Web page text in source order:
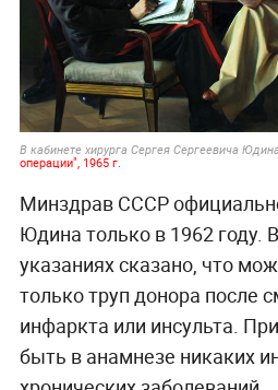
В кабинете хирурга Сергея Сергеевича
операции", 1965 г.
Минздрав СССР
Юдина только в 1962 году.
указаниях сказано, что
только труп донора после
инфаркта или инсульта.
быть в анамнезе никаких